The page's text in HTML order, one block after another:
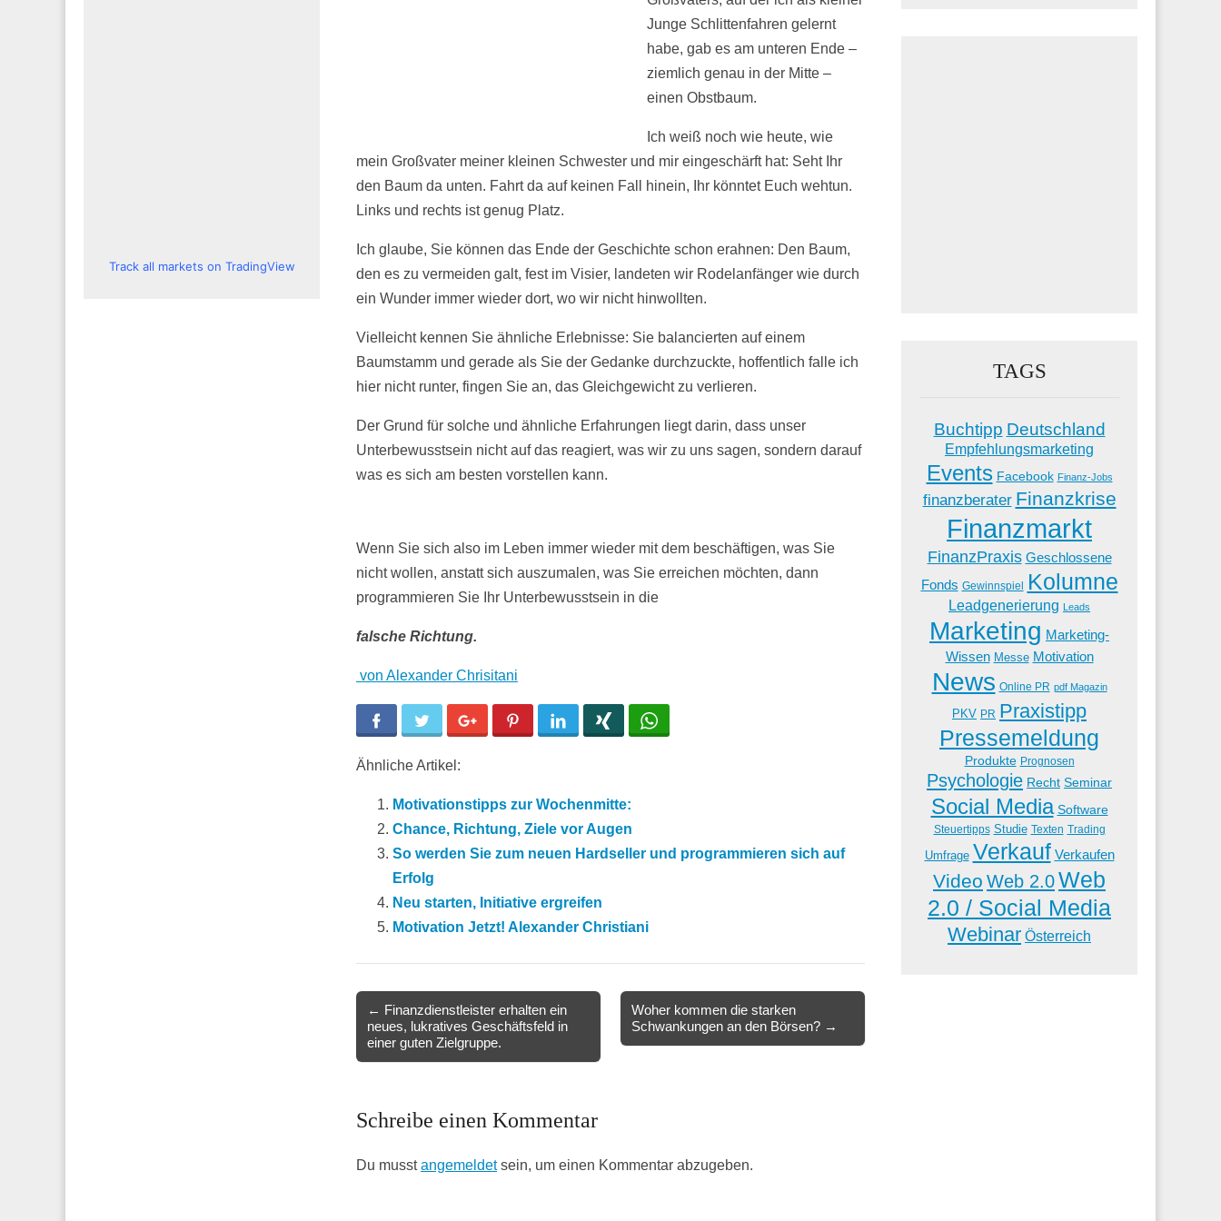
Junge Schlittenfahren gelernt
habe, gab es am unteren Ende –
ziemlich genau in der Mitte –
einen Obstbaum.
Ich weiß noch wie heute, wie
mein Großvater meiner kleinen Schwester und mir eingeschärft hat: Seht Ihr
den Baum da unten. Fahrt da auf keinen Fall hinein, Ihr könntet Euch wehtun.
Links und rechts ist genug Platz.
Ich glaube, Sie können das Ende der Geschichte schon erahnen: Den Baum,
den es zu vermeiden galt, fest im Visier, landeten wir Rodelanfänger wie durch
ein Wunder immer wieder dort, wo wir nicht hinwollten.
Vielleicht kennen Sie ähnliche Erlebnisse: Sie balancierten auf einem
Baumstamm und gerade als Sie der Gedanke durchzuckte, hoffentlich falle ich
hier nicht runter, fingen Sie an, das Gleichgewicht zu verlieren.
Der Grund für solche und ähnliche Erfahrungen liegt darin, dass unser
Unterbewusstsein nicht auf das reagiert, was wir zu uns sagen, sondern darauf
was es sich am besten vorstellen kann.
Wenn Sie sich also im Leben immer wieder mit dem beschäftigen, was Sie
nicht wollen, anstatt sich auszumalen, was Sie erreichen möchten, dann
programmieren Sie Ihr Unterbewusstsein in die
falsche Richtung.
von Alexander Chrisitani
Facebook Twitter Google+ Pinterest LinkedIn
Ähnliche Artikel:
Motivationstipps zur Wochenmitte:
Chance, Richtung, Ziele vor Augen
So werden Sie zum neuen Hardseller und programmieren sich auf
Erfolg
Neu starten, Initiative ergreifen
Motivation Jetzt! Alexander Christiani
navigation
← Finanzdienstleister erhalten ein
neues, lukratives Geschäftsfeld in
einer guten Zielgruppe.
Woher kommen die starken
Schwankungen an den Börsen? →
Schreibe einen Kommentar
Du musstangemeldetsein, um einen Kommentar abzugeben.
Track all markets on TradingView
TAGS
Buchtipp Deutschland
Empfehlungsmarketing
Events Facebook Finanz-Jobs
finanzberater Finanzkrise
Finanzmarkt
FinanzPraxis Geschlossene
Fonds Gewinnspiel Kolumne
Leadgenerierung Leads
Marketing Marketing-
Wissen Messe Motivation
News Online PR pdf Magazin
PKV PR Praxistipp
Pressemeldung
Produkte Prognosen
Psychologie Recht Seminar
Social Media Software
Steuertipps Studie Texten Trading
Umfrage Verkauf Verkaufen
Video Web 2.0Web
2.0 / Social Media
Webinar Österreich